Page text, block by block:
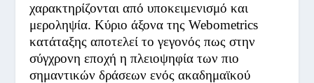
χαρακτηρίζονται από υποκειμενισμό και
μεροληψία. Κύριο άξονα της Webometrics
κατάταξης αποτελεί το γεγονός πως στην
σύγχρονη εποχή η πλειοψηφία των πιο
σημαντικών δράσεων ενός ακαδημαϊκού